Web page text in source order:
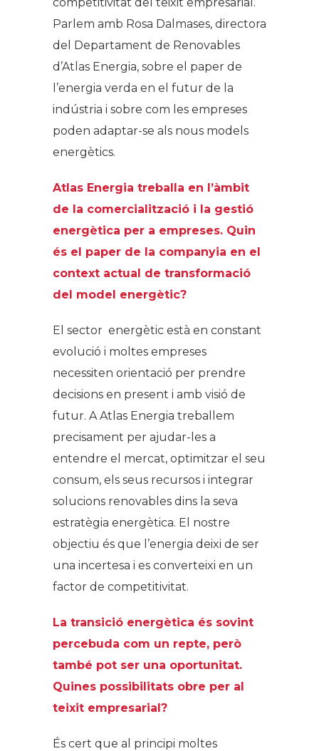
Parlem amb Rosa Dalmases, directora
del Departament de Renovables
d’Atlas Energia, sobre el paper de
l’energia verda en el futur de la
indústria i sobre com les empreses
poden adaptar-se als nous models
energètics.
Atlas Energia treballa en l’àmbit
de la comercialització i la gestió
energètica per a empreses. Quin
és el paper de la companyia en el
context actual de transformació
del model energètic?
El sector energètic està en constant
evolució i moltes empreses
necessiten orientació per prendre
decisions en present i amb visió de
futur. A Atlas Energia treballem
precisament per ajudar-les a
entendre el mercat, optimitzar el seu
consum, els seus recursos i integrar
solucions renovables dins la seva
estratègia energètica. El nostre
objectiu és que l’energia deixi de ser
una incertesa i es converteixi en un
factor de competitivitat.
La transició energètica és sovint
percebuda com un repte, però
també pot ser una oportunitat.
Quines possibilitats obre per al
teixit empresarial?
És cert que al principi moltes